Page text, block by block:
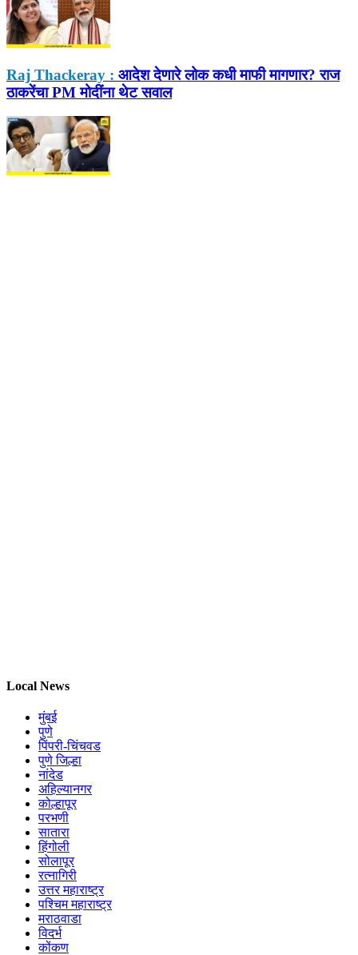
Raj Thackeray : आदेश देणारे लोक कधी माफी मागणार? राज
ठाकरेंचा PM मोदींना थेट सवाल
Local News
मुंबई
पुणे
पिंपरी-चिंचवड
पुणे जिल्हा
नांदेड
अहिल्यानगर
कोल्हापूर
परभणी
सातारा
हिंगोली
सोलापूर
रत्नागिरी
उत्तर महाराष्ट्र
पश्चिम महाराष्ट्र
मराठवाडा
विदर्भ
कोंकण